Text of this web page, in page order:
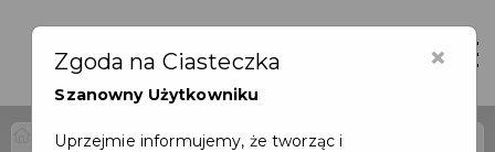
Home
Wydarzenia
×
Zgoda na Ciasteczka
Szanowny Użytkowniku
Uprzejmie informujemy, że tworząc i